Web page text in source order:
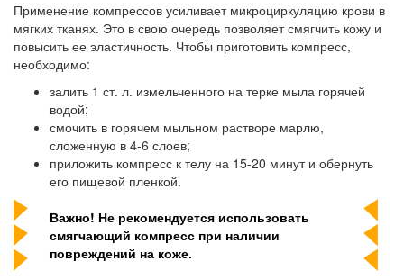
Применение компрессов усиливает микроциркуляцию крови в
мягких тканях. Это в свою очередь позволяет смягчить кожу и
повысить ее эластичность. Чтобы приготовить компресс,
необходимо:
залить 1 ст. л. измельченного на терке мыла горячей
водой;
смочить в горячем мыльном растворе марлю,
сложенную в 4-6 слоев;
приложить компресс к телу на 15-20 минут и обернуть
его пищевой пленкой.
Важно! Не рекомендуется использовать
смягчающий компресс при наличии
повреждений на коже.